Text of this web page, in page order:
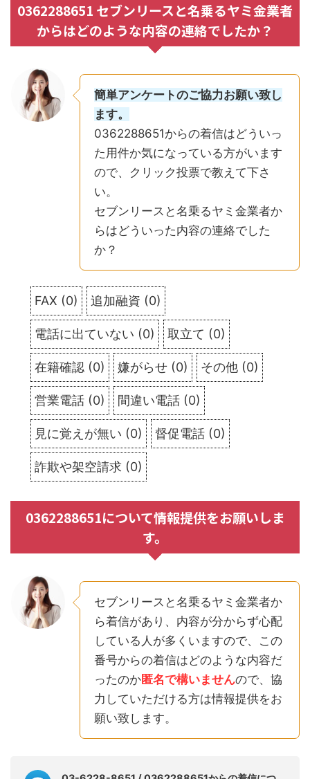
0362288651 セブンリースと名乗るヤミ金業者
からはどのような内容の連絡でしたか？
簡単アンケートのご協力お願い致し
ます。
0362288651からの着信はどういっ
た用件か気になっている方がいます
ので、クリック投票で教えて下さ
い。
セブンリースと名乗るヤミ金業者か
らはどういった内容の連絡でした
か？
FAX (0) 追加融資 (0)
電話に出ていない (0) 取立て (0)
在籍確認 (0) 嫌がらせ (0) その他 (0)
営業電話 (0) 間違い電話 (0)
見に覚えが無い (0) 督促電話 (0)
詐欺や架空請求 (0)
0362288651について情報提供をお願いしま
す。
セブンリースと名乗るヤミ金業者か
ら着信があり、内容が分からず心配
している人が多くいますので、この
番号からの着信はどのような内容だ
ったのか匿名で構いませんので、協
力していただける方は情報提供をお
願い致します。